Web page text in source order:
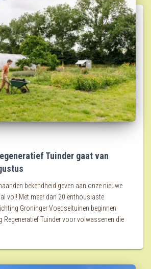
Tuinder gaat van
bekendheid geven aan onze nieuwe
vol! Met meer dan 20 enthousiaste
Groninger Voedseltuinen beginnen
Regeneratief Tuinder voor volwassenen die